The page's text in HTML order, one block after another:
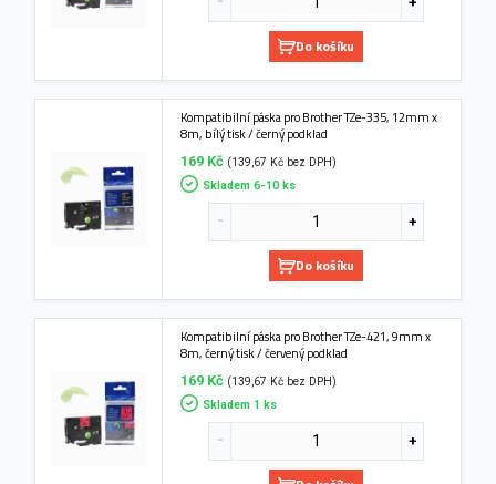
Do košíku
Kompatibilní páska pro Brother TZe-335, 12mm x
8m, bílý tisk / černý podklad
169 Kč (139,67 Kč bez DPH)
Skladem 6-10 ks
Do košíku
Kompatibilní páska pro Brother TZe-421, 9mm x
8m, černý tisk / červený podklad
169 Kč (139,67 Kč bez DPH)
Skladem 1 ks